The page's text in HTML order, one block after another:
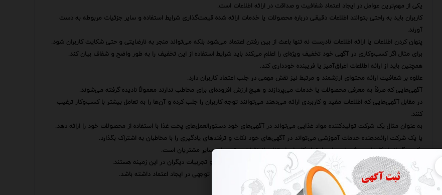
یکی از مهم‌ترین عوامل در ایجاد اعتماد شفافیت و صداقت در ارائه اطلاعات است.
کاربران باید به راحتی بتوانند اطلاعات دقیقی درباره محصولات یا خدمات ارائه شده قیمت‌گذاری شرایط استفاده و سایر جزئیات مربوطه به دست
آورند.
پنهان کردن اطلاعات یا ارائه اطلاعات نادرست نه تنها باعث از بین رفتن اعتماد می‌شود بلکه می‌تواند منجر به نارضایتی و حتی شکایت کاربران شود.
برای مثال اگر کسب‌وکاری در آگهی خود تخفیف ویژه‌ای را اعلام می‌کند باید شرایط استفاده از این تخفیف را به طور واضح و شفاف بیان کند.
همچنین باید از ارائه اطلاعات اغراق‌آمیز یا فریبنده خودداری کند.
علاوه بر شفافیت ارائه محتوای ارزشمند و مرتبط نیز نقش مهمی در جلب اعتماد کاربران دارد.
آگهی‌هایی که صرفاً به معرفی محصولات یا خدمات می‌پردازند و هیچ ارزش افزوده‌ای برای مخاطب ندارند معمولاً نادیده گرفته می‌شوند.
در مقابل آگهی‌هایی که اطلاعات مفید و کاربردی ارائه می‌دهند می‌توانند توجه کاربران را جلب کرده و آن‌ها را به تعامل بیشتر با کسب‌وکار ترغیب
کنند.
به عنوان مثال یک شرکت تولیدکننده مواد غذایی می‌تواند در آگهی‌های خود دستورالعمل‌های پخت غذا با استفاده از محصولات خود را ارائه دهد.
یا یک شرکت ارائه‌دهنده خدمات آموزشی می‌تواند در آگهی‌های خود نکات و ترفندهای یادگیری را با مخاطبان به اشتراک بگذارد.
یکی دیگر از راهکارهای موثر برای جلب اعتماد کاربران استفاده از نظرات و تجربیات سایر مشتریان است.
ه بسیاری از افراد قبل از خرید یک محصول یا استفاده از یک خدمت به دنبال نظرات و تجربیات دیگران در این زمینه هستند.
بنابراین نمایش نظرات مثبت مشتریان در آگهی‌ها و وب‌سایت‌ها می‌تواند تاثیر قابل توجهی در ایجاد اعتماد داشته باشد.
البته باید دقت داشت که نظرات ارائه شده واقعی و معتبر باشند.